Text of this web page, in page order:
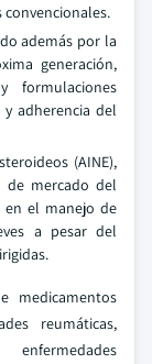
convencionales.
además por la
generación,
formulaciones
adherencia del
(AINE),
mercado del
en el manejo de
a pesar del
medicamentos
reumáticas,